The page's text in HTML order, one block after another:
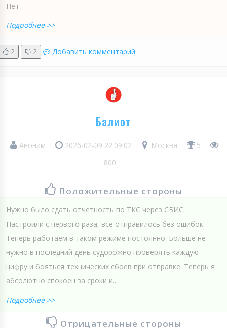
Нет
Подробнее >>
2 2 Добавить комментарий
Балиот
Аноним 2026-02-09 22:09:02 Москва
5
800
Положительные стороны
Нужно было сдать отчетность по ТКС через СБИС.
Настроили с первого раза, все отправилось без ошибок.
Теперь работаем в таком режиме постоянно. Больше не
нужно в последний день судорожно проверять каждую
цифру и бояться технических сбоев при отправке. Теперь я
абсолютно спокоен за сроки и...
Подробнее >>
Отрицательные стороны